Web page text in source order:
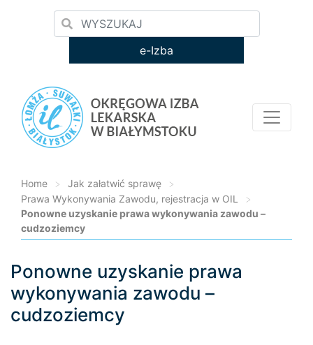
e-Izba
Home > Jak załatwić sprawę
>
Prawa Wykonywania Zawodu, rejestracja w OIL
>
Ponowne uzyskanie prawa wykonywania zawodu –
cudzoziemcy
Loading...
Ponowne uzyskanie prawa
wykonywania zawodu –
cudzoziemcy